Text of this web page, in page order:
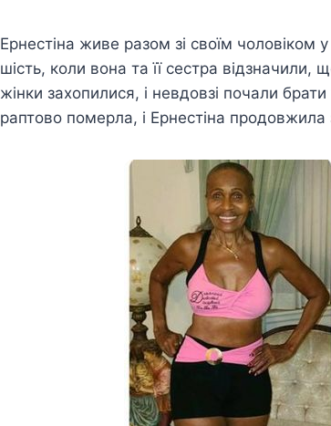
Ернестіна живе разом зі своїм чоловіком
шість, коли вона та її сестра відзначили,
жінки захопилися, і невдовзі почали
раптово померла, і Ернестіна